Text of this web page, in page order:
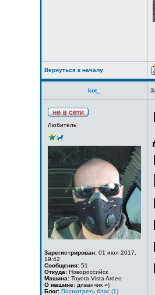
Вернуться к началу
kot_
Любитель
Зарегистрирован: 01 июл 2017,
19:42
Сообщения: 51
Откуда: Новороссийск
Машина: Toyota Vista Ardeo
О машине: диванчик =)
Блог: Посмотреть блог (1)